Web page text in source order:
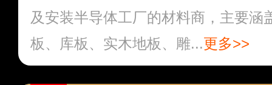
及安装半导体工厂的材料商，主要涵
板、库板、实木地板、雕...更多>>